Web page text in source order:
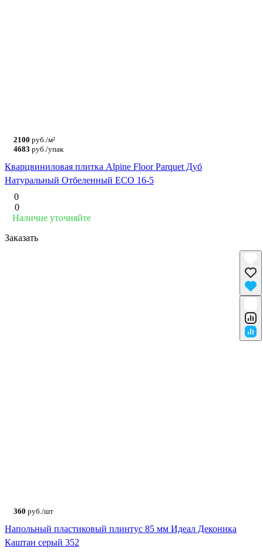
2100 руб./м²
4683 руб./упак
Кварцвиниловая плитка Alpine Floor Parquet Дуб
Натуральный Отбеленный ECO 16-5
0
0
Наличие уточняйте
Заказать
360 руб./шт
Напольный пластиковый плинтус 85 мм Идеал Деконика
Каштан серый 352